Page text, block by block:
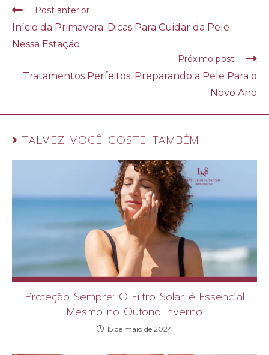
Post anterior
Início da Primavera: Dicas Para Cuidar da Pele
Nessa Estação
Próximo post
Tratamentos Perfeitos: Preparando a Pele Para o
Novo Ano
TALVEZ VOCÊ GOSTE TAMBÉM
Proteção Sempre: O Filtro Solar é Essencial
Mesmo no Outono-Inverno
15 de maio de 2024